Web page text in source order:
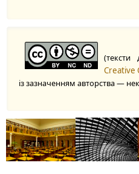
(тексти
Creative
із зазначенням авторства —